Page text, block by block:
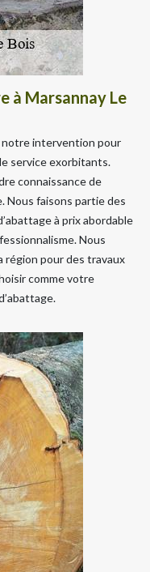
à Marsannay Le
notre intervention pour
service exorbitants.
connaissance de
Nous faisons partie des
à prix abordable
Nous
pour des travaux
comme votre